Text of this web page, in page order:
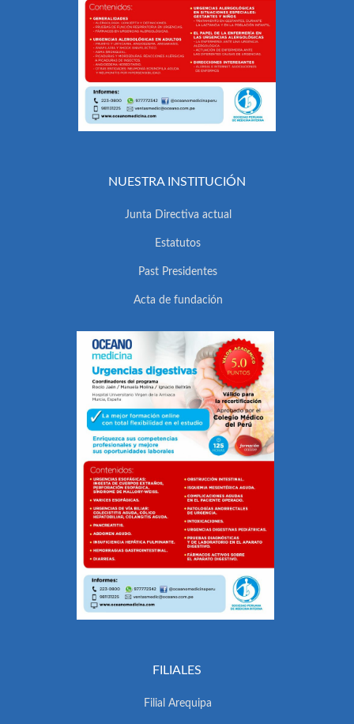
NUESTRA INSTITUCIÓN
Junta Directiva actual
Estatutos
Past Presidentes
Acta de fundación
FILIALES
Filial Arequipa